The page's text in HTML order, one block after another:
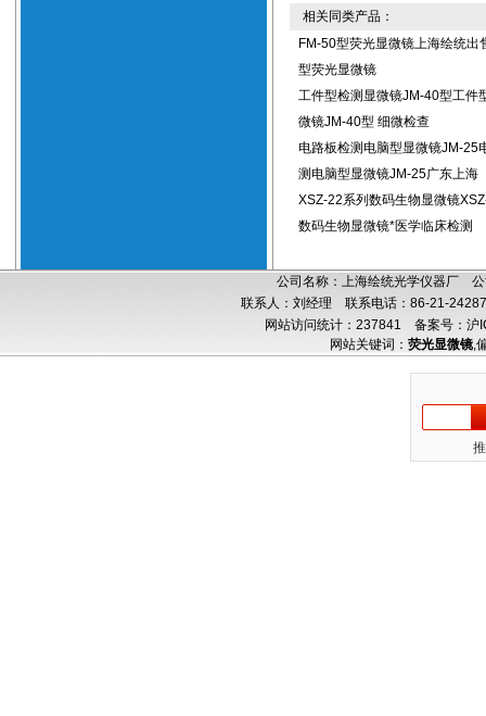
相关同类产品：
FM-50型荧光显微镜上海绘统出
型荧光显微镜
工件型检测显微镜JM-40型工件
微镜JM-40型 细微检查
电路板检测电脑型显微镜JM-25
测电脑型显微镜JM-25广东上海
XSZ-22系列数码生物显微镜
数码生物显微镜*医学临床检测
公司名称：上海绘统光学仪器厂
联系人：刘经理 联系电话：86-21-
网站访问统计：237841 备案号：沪
网站关键词： 荧光显微镜,